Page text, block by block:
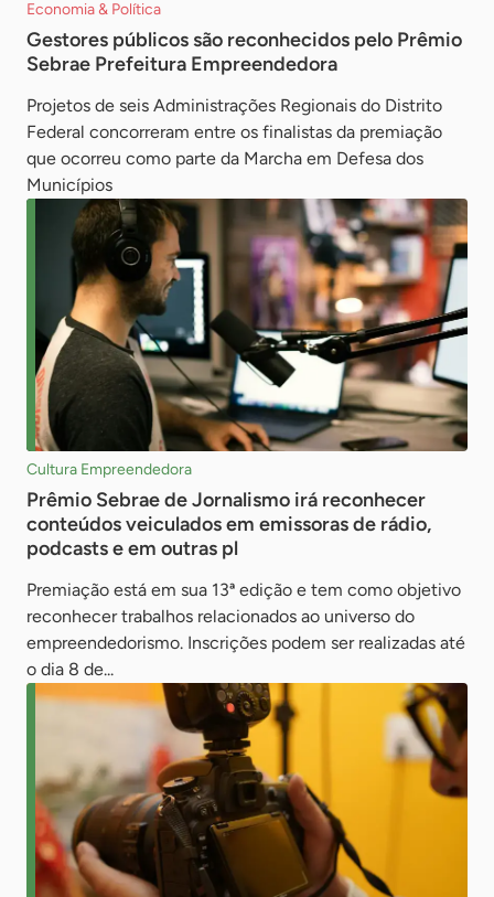
Economia & Política
Gestores públicos são reconhecidos pelo Prêmio
Sebrae Prefeitura Empreendedora
Projetos de seis Administrações Regionais do Distrito
Federal concorreram entre os finalistas da premiação
que ocorreu como parte da Marcha em Defesa dos
Municípios
Cultura Empreendedora
Prêmio Sebrae de Jornalismo irá reconhecer
conteúdos veiculados em emissoras de rádio,
podcasts e em outras pl
Premiação está em sua 13ª edição e tem como objetivo
reconhecer trabalhos relacionados ao universo do
empreendedorismo. Inscrições podem ser realizadas até
o dia 8 de...